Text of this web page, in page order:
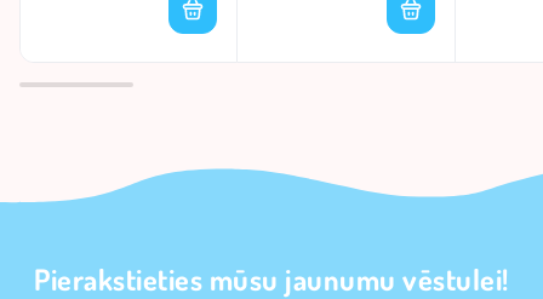
Pierakstieties mūsu jaunumu vēstulei!